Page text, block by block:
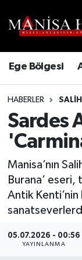
Ege Bölgesi
HABERLER
Sardes
Manisa’nın
Burana’ eseri,
Antik
05.07.2026 - 00:56
YAYINLANMA
Trafik
Süper Lig
Tüm
Son
Haber